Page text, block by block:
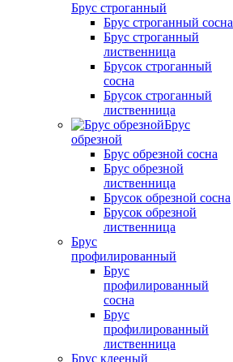
Брус строганный
Брус строганный сосна
Брус строганный
лиственница
Брусок строганный
сосна
Брусок строганный
лиственница
Брус
обрезной
Брус обрезной сосна
Брус обрезной
лиственница
Брусок обрезной сосна
Брусок обрезной
лиственница
Брус
профилированный
Брус
профилированный
сосна
Брус
профилированный
лиственница
Брус клееный